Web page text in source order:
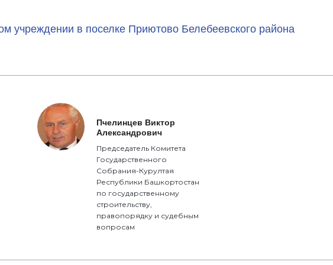
учреждении в поселке Приютово Белебеевского района
Пчелинцев Виктор
Александрович
Председатель Комитета
Государственного
Собрания-Курултая
Республики Башкортостан
по государственному
строительству,
правопорядку и судебным
вопросам